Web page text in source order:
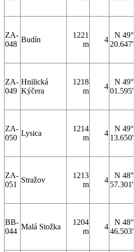
ZA-
048
Budín
1221
m
4
N 49°
20.647'
ZA-
049
Hnilická
Kýčera
1218
m
4
N 49°
01.595'
ZA-
050
Lysica
1214
m
4
N 49°
13.650'
ZA-
051
Stražov
1213
m
4
N 48°
57.301'
BB-
044
Malá Stožka
1204
m
4
N 48°
46.503'